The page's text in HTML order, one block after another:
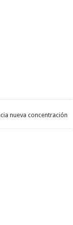
nueva concentración